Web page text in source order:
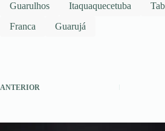
Guarulhos
Itaquaquecetuba
Franca
Guarujá
ANTERIOR